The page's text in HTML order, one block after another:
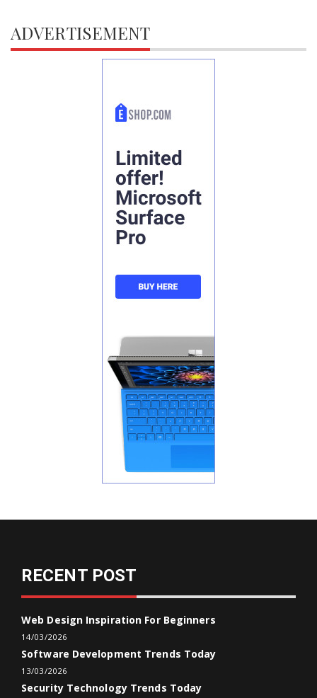
ADVERTISEMENT
RECENT POST
Web Design Inspiration For Beginners
14/03/2026
Software Development Trends Today
13/03/2026
Security Technology Trends Today